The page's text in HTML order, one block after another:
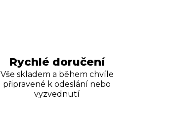
Rychlé doručení
Vše skladem a během chvíle
připravené k odeslání nebo
vyzvednutí